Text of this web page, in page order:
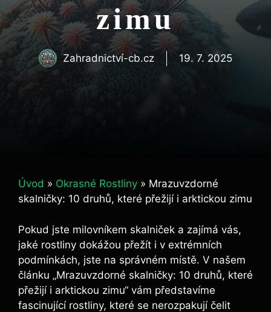
zimu
Zahradnictví-cb.cz 19. 7. 2025
Úvod » Okrasné Rostliny » Mrazuvzdorné
skalničky: 10 druhů, které přežijí i arktickou zimu
Pokud jste milovníkem skalniček a zajímá vás,
jaké rostliny dokážou přežít i v extrémních
podmínkách, jste na správném místě. V našem
článku „Mrazuvzdorné skalničky: 10 druhů, které
přežijí i arktickou zimu“ vám představíme
fascinující rostliny, které se nerozpakují čelit